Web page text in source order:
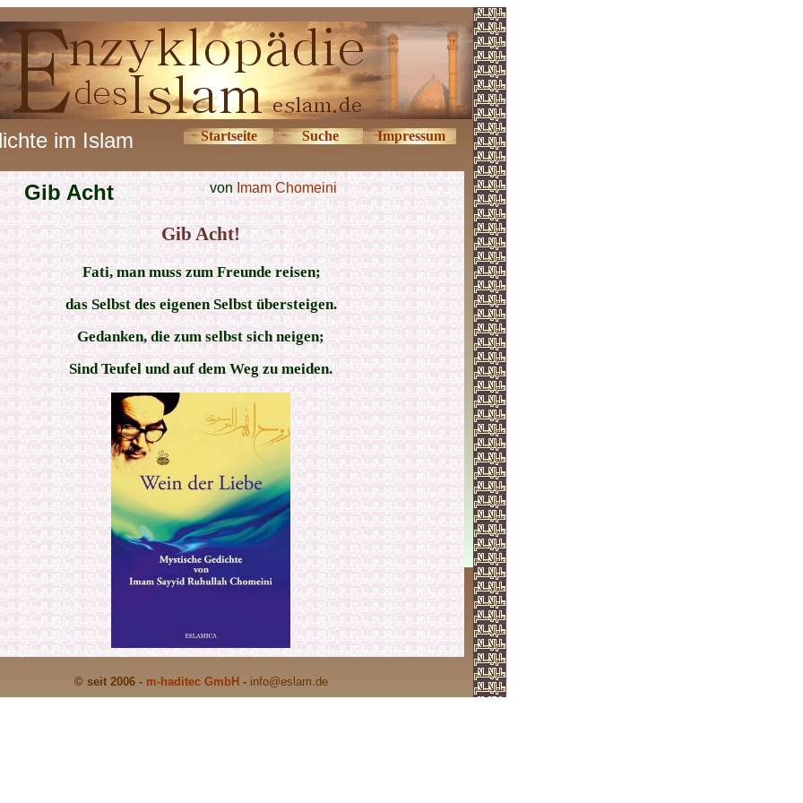
im Islam Startseite Suche Impressum
Gib Acht vonImam Chomeini
Gib Acht!
Fati, man muss zum Freunde reisen;
das Selbst des eigenen Selbst übersteigen.
Gedanken, die zum selbst sich neigen;
Sind Teufel und auf dem Weg zu meiden.
© seit 2006 - m-haditec GmbH - info@eslam.de